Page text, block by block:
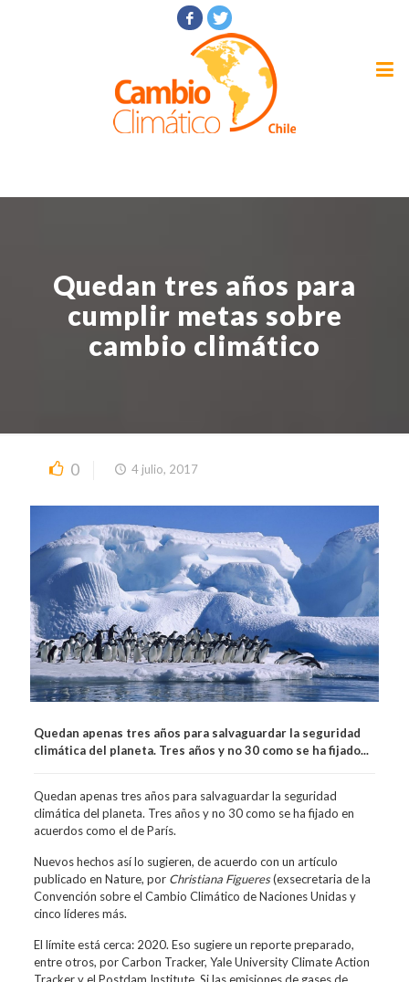
Quedan tres años para
cumplir metas sobre
cambio climático
0 4 julio, 2017
Quedan apenas tres años para salvaguardar la seguridad
climática del planeta. Tres años y no 30 como se ha fijado...
Quedan apenas tres años para salvaguardar la seguridad
climática del planeta. Tres años y no 30 como se ha fijado en
acuerdos como el de París.
Nuevos hechos así lo sugieren, de acuerdo con un artículo
publicado en Nature, por Christiana Figueres(exsecretaria de la
Convención sobre el Cambio Climático de Naciones Unidas y
cinco líderes más.
El límite está cerca: 2020. Eso sugiere un reporte preparado,
entre otros, por Carbon Tracker, Yale University Climate Action